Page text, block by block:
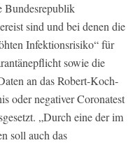
Bundesrepublik
sind und bei denen die
Infektionsrisiko“ für
sowie die
an das Robert-Koch-
oder negativer Coronatest
„Durch eine der im
soll auch das